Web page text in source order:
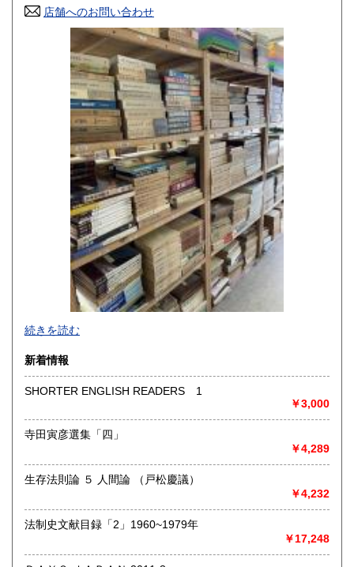
高知県 800円
800円 長崎県
800円 大分県
800円 鹿児島県
1,500円
店舗へのお問い合わせ
-
沿線名：-
最寄駅：-
営業時間：-
定休日：-
書籍の買取について
取り扱い分野
語国文、外国文学、古典籍、近代文献、趣味、外国書、サブ
カルチャー、古書一般（その他）
続きを読む
新着情報
SHORTER ENGLISH READERS 1
￥3,000
寺田寅彦選集「四」
￥4,289
生存法則論 ５ 人間論 （戸松慶議）
￥4,232
法制史文献目録「2」1960~1979年
￥17,248